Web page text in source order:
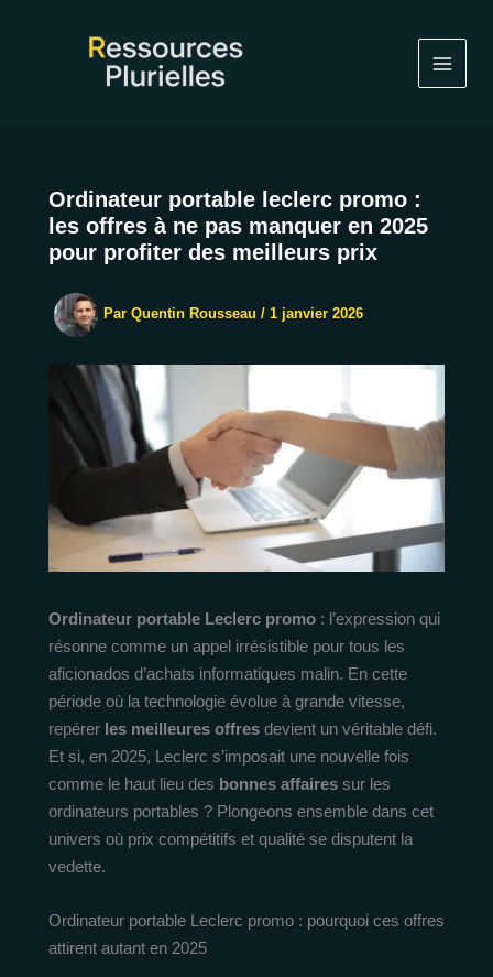
Ordinateur portable leclerc promo :
les offres à ne pas manquer en 2025
pour profiter des meilleurs prix
Par Quentin Rousseau / 1 janvier 2026
Ordinateur portable Leclerc promo : l’expression qui
résonne comme un appel irrésistible pour tous les
aficionados d’achats informatiques malin. En cette
période où la technologie évolue à grande vitesse,
repérer les meilleures offres devient un véritable défi.
Et si, en 2025, Leclerc s’imposait une nouvelle fois
comme le haut lieu des bonnes affaires sur les
ordinateurs portables ? Plongeons ensemble dans cet
univers où prix compétitifs et qualité se disputent la
vedette.
Ordinateur portable Leclerc promo : pourquoi ces offres
attirent autant en 2025